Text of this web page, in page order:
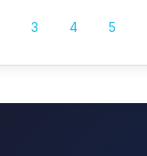
3 4 5